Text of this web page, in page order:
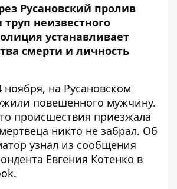
Русановский пролив
неизвестного
устанавливает
смерти и личность
ноября, на Русановском
повешенного мужчину.
происшествия приезжала
мертвеца никто не забрал. Об
узнал из сообщения
Евгения Котенко в